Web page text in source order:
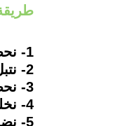
1- نحضر قطع الدجاج ونقوم بشقها بواسطة استخدام سكينة حادة.
2- نتبل الدجاج بالملح والخل والفلفل الأسود وبودرة الثوم ونتركه لمدة 3 ساعات على الأقل في الثلاجة.
3- نحضر وعاء ونخفق فيه كلًا من البيض والملح والفلفل الأسود والحليب السائل.
4- نخلط الطحين والكورن فليكس والبيكنيج باودر والملح والفلفل الأسود معًا في وعاء آخر.
5- نضع الدجاج المتبل في خليط البيض، ثم نضعه في خليط الطحين والكورن فليكس، ونضعه في صينية مبطنة بورق الزبدة.